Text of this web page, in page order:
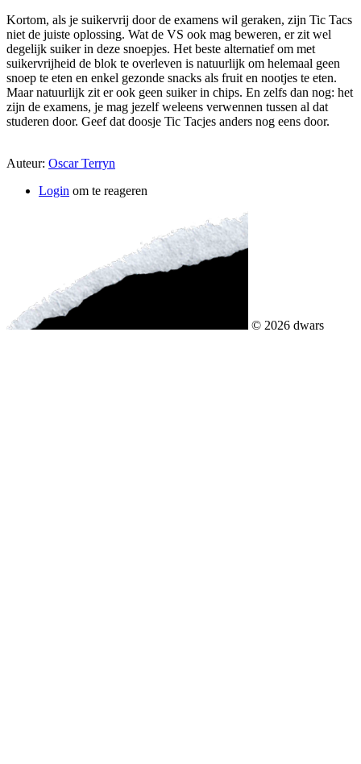
Kortom, als je suikervrij door de examens wil geraken, zijn Tic Tacs
niet de juiste oplossing. Wat de VS ook mag beweren, er zit wel
degelijk suiker in deze snoepjes. Het beste alternatief om met
suikervrijheid de blok te overleven is natuurlijk om helemaal geen
snoep te eten en enkel gezonde snacks als fruit en nootjes te eten.
Maar natuurlijk zit er ook geen suiker in chips. En zelfs dan nog: het
zijn de examens, je mag jezelf weleens verwennen tussen al dat
studeren door. Geef dat doosje Tic Tacjes anders nog eens door.
Auteur: Oscar Terryn
Login om te reageren
© 2026 dwars